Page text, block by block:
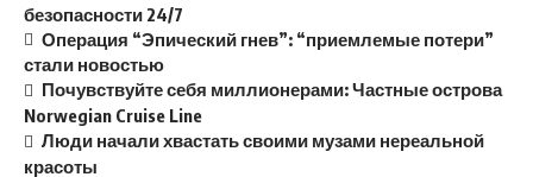
безопасности 24/7
Операция “Эпический гнев”: “приемлемые потери”
стали новостью
Почувствуйте себя миллионерами: Частные острова
Norwegian Cruise Line
Люди начали хвастать своими музами нереальной
красоты